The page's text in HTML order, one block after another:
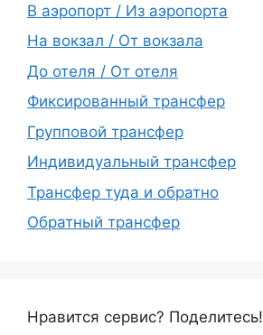
В аэропорт / Из аэропорта
На вокзал / От вокзала
До отеля / От отеля
Фиксированный трансфер
Групповой трансфер
Индивидуальный трансфер
Трансфер туда и обратно
Обратный трансфер
Нравится сервис? Поделитесь!